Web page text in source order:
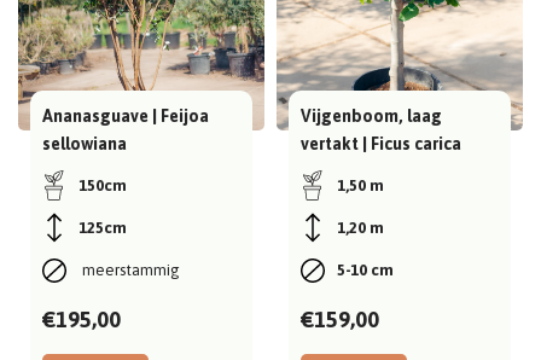
Ananasguave | Feijoa
sellowiana
150cm
125cm
meerstammig
€195,00
Vijgenboom, laag
vertakt | Ficus carica
1,50 m
1,20 m
5-10 cm
€159,00